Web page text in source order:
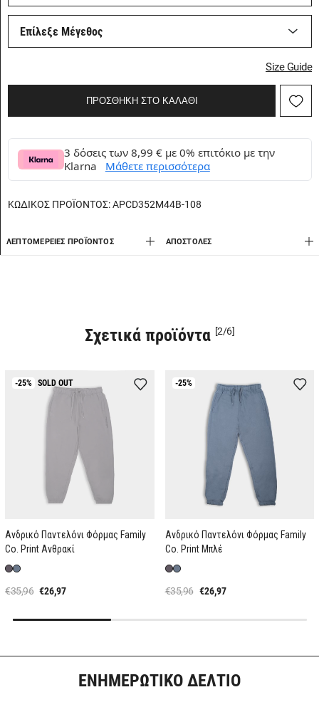
Επίλεξε Μέγεθος
Size Guide
ΠΡΟΣΘΗΚΗ ΣΤΟ ΚΑΛΑΘΙ
3 δόσεις των 8,99 € με 0% επιτόκιο με την
Klarna
Μάθετε περισσότερα
ΚΩΔΙΚΟΣ ΠΡΟΪΟΝΤΟΣ:APCD352M44B-108
ΛΕΠΤΟΜΈΡΕΙΕΣ ΠΡΟΪΌΝΤΟΣ AΠΟΣΤΟΛΈΣ
Σχετικά προϊόντα [2/6]
-25% SOLD OUT
Ανδρικό Παντελόνι Φόρμας Family
Co. Print Ανθρακί
€35,96 €26,97
-25%
Ανδρικό Παντελόνι Φόρμας Family
Co. Print Μπλέ
€35,96 €26,97
ΕΝΗΜΕΡΩΤΙΚΟ ΔΕΛΤΙΟ